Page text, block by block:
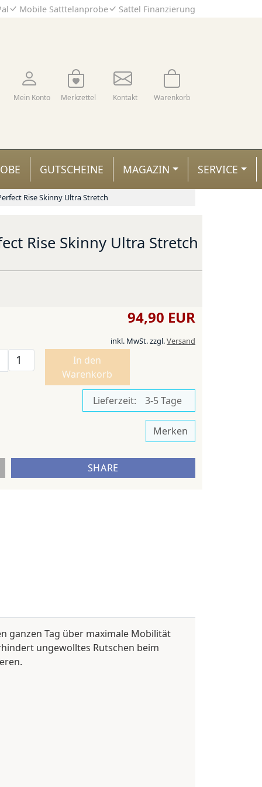
Mobile Satttelanprobe Sattel Finanzierung
Mein Konto Merkzettel Kontakt Warenkorb
GUTSCHEINE MAGAZIN SERVICE
Rise Skinny Ultra Stretch
Rise Skinny Ultra Stretch
94,90 EUR
inkl. MwSt.zzgl.Versand
In den
Warenkorb
Lieferzeit: 3-5 Tage
Merken
SHARE
ganzen Tag über maximale Mobilität
ungewolltes Rutschen beim